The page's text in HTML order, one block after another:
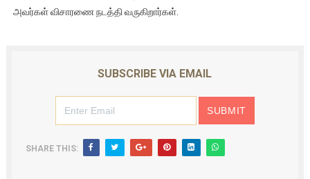
அவர்கள் விசாரணை நடத்தி வருகிறார்கள்.
SUBSCRIBE VIA EMAIL
SHARE THIS: